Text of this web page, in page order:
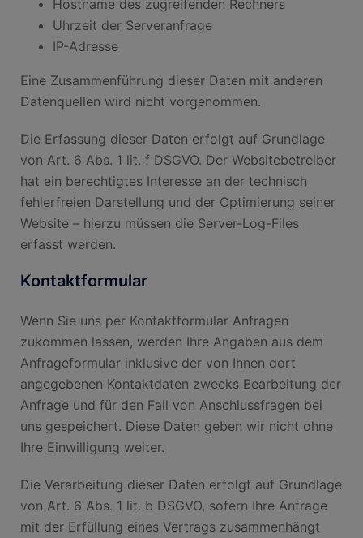
Hostname des zugreifenden Rechners
Uhrzeit der Serveranfrage
IP-Adresse
Eine Zusammenführung dieser Daten mit anderen
Datenquellen wird nicht vorgenommen.
Die Erfassung dieser Daten erfolgt auf Grundlage
von Art. 6 Abs. 1 lit. f DSGVO. Der Websitebetreiber
hat ein berechtigtes Interesse an der technisch
fehlerfreien Darstellung und der Optimierung seiner
Website – hierzu müssen die Server-Log-Files
erfasst werden.
Kontaktformular
Wenn Sie uns per Kontaktformular Anfragen
zukommen lassen, werden Ihre Angaben aus dem
Anfrageformular inklusive der von Ihnen dort
angegebenen Kontaktdaten zwecks Bearbeitung der
Anfrage und für den Fall von Anschlussfragen bei
uns gespeichert. Diese Daten geben wir nicht ohne
Ihre Einwilligung weiter.
Die Verarbeitung dieser Daten erfolgt auf Grundlage
von Art. 6 Abs. 1 lit. b DSGVO, sofern Ihre Anfrage
mit der Erfüllung eines Vertrags zusammenhängt